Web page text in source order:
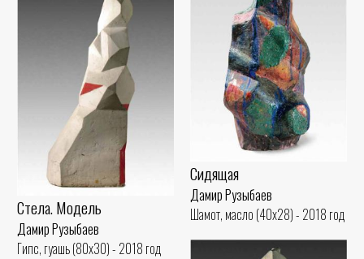
Сидящая
Дамир Рузыбаев
Шамот, масло (40x28) - 2018 год
Стела. Модель
Дамир Рузыбаев
Гипс, гуашь (80x30) - 2018 год